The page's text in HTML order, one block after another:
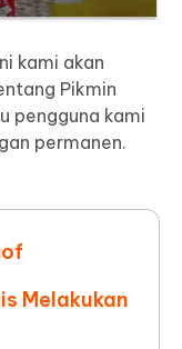
kami akan
Pikmin
pengguna kami
permanen.
Melakukan